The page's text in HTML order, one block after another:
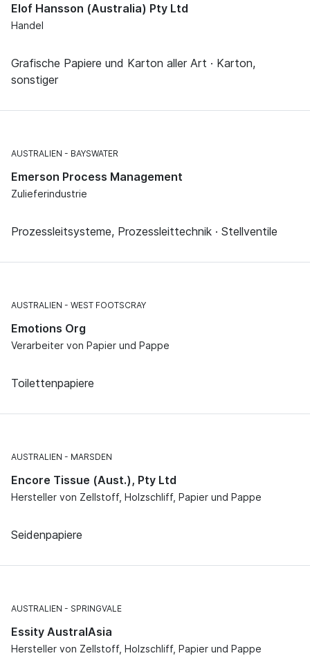
Elof Hansson (Australia) Pty Ltd
Handel
Grafische Papiere und Karton aller Art · Karton,
sonstiger
AUSTRALIEN BAYSWATER
Emerson Process Management
Zulieferindustrie
Prozessleitsysteme, Prozessleittechnik · Stellventile
AUSTRALIEN WEST FOOTSCRAY
Emotions Org
Verarbeiter von Papier und Pappe
Toilettenpapiere
AUSTRALIEN MARSDEN
Encore Tissue (Aust.), Pty Ltd
Hersteller von Zellstoff, Holzschliff, Papier und Pappe
Seidenpapiere
AUSTRALIEN SPRINGVALE
Essity AustralAsia
Hersteller von Zellstoff, Holzschliff, Papier und Pappe